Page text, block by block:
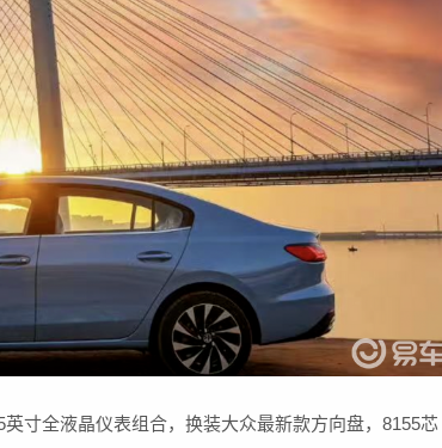
寸全液晶仪表组合，换装大众最新款方向盘，8155芯